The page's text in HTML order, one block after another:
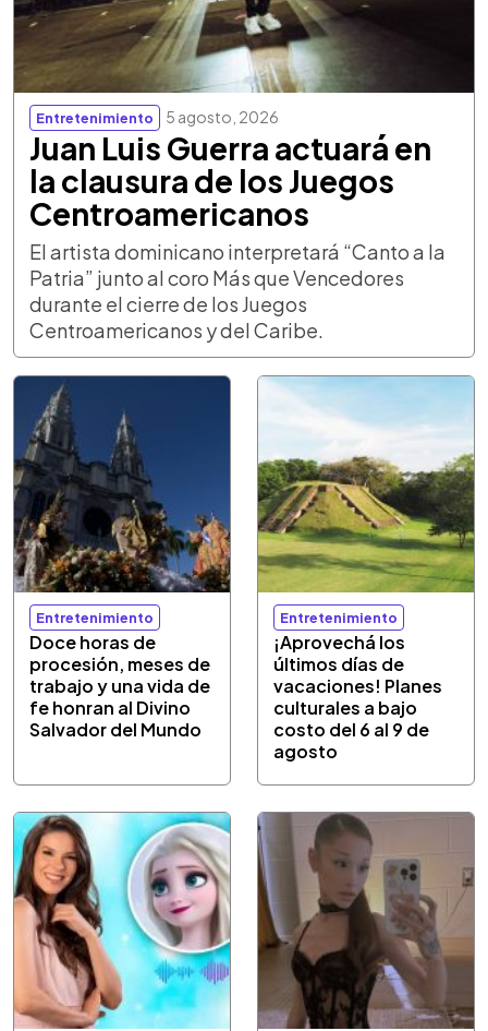
Entretenimiento 5 agosto, 2026
Juan Luis Guerra actuará en
la clausura de los Juegos
Centroamericanos
El artista dominicano interpretará “Canto a la
Patria” junto al coro Más que Vencedores
durante el cierre de los Juegos
Centroamericanos y del Caribe.
Entretenimiento
Doce horas de
procesión, meses de
trabajo y una vida de
fe honran al Divino
Salvador del Mundo
Entretenimiento
¡Aprovechá los
últimos días de
vacaciones! Planes
culturales a bajo
costo del 6 al 9 de
agosto